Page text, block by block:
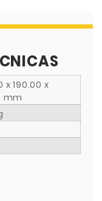
x 190.00 x
mm